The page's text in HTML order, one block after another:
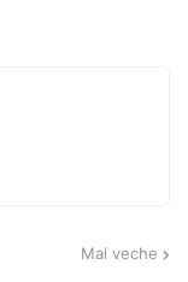
Mai veche